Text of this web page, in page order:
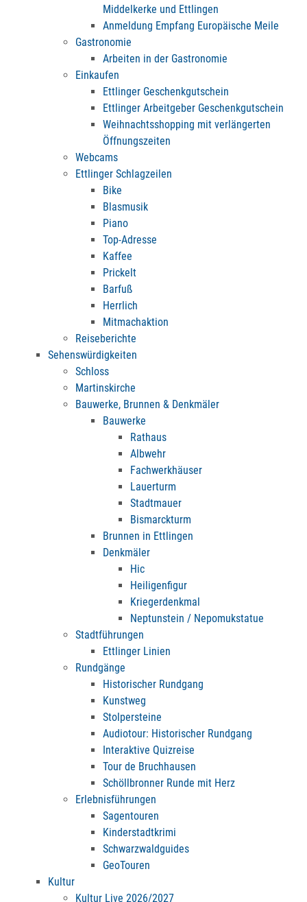
Middelkerke und Ettlingen
Anmeldung Empfang Europäische Meile
Gastronomie
Arbeiten in der Gastronomie
Einkaufen
Ettlinger Geschenkgutschein
Ettlinger Arbeitgeber Geschenkgutschein
Weihnachtsshopping mit verlängerten
Öffnungszeiten
Webcams
Ettlinger Schlagzeilen
Bike
Blasmusik
Piano
Top-Adresse
Kaffee
Prickelt
Barfuß
Herrlich
Mitmachaktion
Reiseberichte
Sehenswürdigkeiten
Schloss
Martinskirche
Bauwerke, Brunnen & Denkmäler
Bauwerke
Rathaus
Albwehr
Fachwerkhäuser
Lauerturm
Stadtmauer
Bismarckturm
Brunnen in Ettlingen
Denkmäler
Hic
Heiligenfigur
Kriegerdenkmal
Neptunstein / Nepomukstatue
Stadtführungen
Ettlinger Linien
Rundgänge
Historischer Rundgang
Kunstweg
Stolpersteine
Audiotour: Historischer Rundgang
Interaktive Quizreise
Tour de Bruchhausen
Schöllbronner Runde mit Herz
Erlebnisführungen
Sagentouren
Kinderstadtkrimi
Schwarzwaldguides
GeoTouren
Kultur
Kultur Live 2026/2027